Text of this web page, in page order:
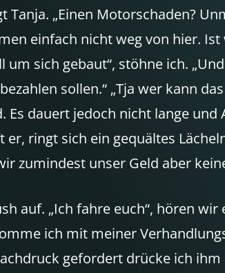
„Einen Motorschaden?
einfach nicht weg von hier.
sich gebaut“, stöhne ich.
sollen.“ „Tja wer kann
Es dauert jedoch nicht lange
ringt sich ein gequältes
zumindest unser Geld aber
auf. „Ich fahre euch“, hören
ich mit meiner
gefordert drücke ich